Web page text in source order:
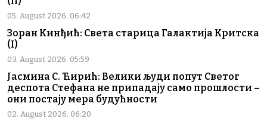
05. August 2026. 06:42
Зоран Кинђић: Света старица Галактија Критска
(I)
03. August 2026. 05:59
Јасмина С. Ћирић: Велики људи попут Светог
деспота Стефана не припадају само прошлости –
они постају мера будућности
02. August 2026. 06:20